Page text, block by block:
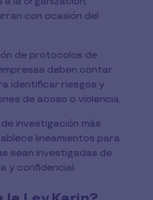
con ocasión del
de protocolos de
deben contar
identificar riesgos y
de acoso o violencia.
investigación más
lineamientos para
sean investigadas de
y confidencial.